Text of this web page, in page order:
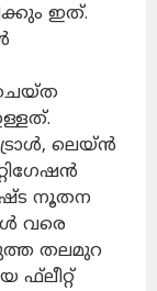
ഇത്.
ലെയ്ന്‍
നൂതന
വരെ
തലമുറ
ഫ്‌ലീറ്റ്